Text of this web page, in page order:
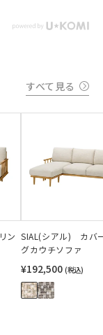
すべて見る
ン SIAL(シアル) カバ
グカウチソファ
¥192,500 (税込)